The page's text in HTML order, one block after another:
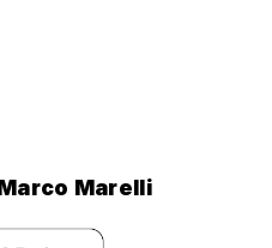
Marelli